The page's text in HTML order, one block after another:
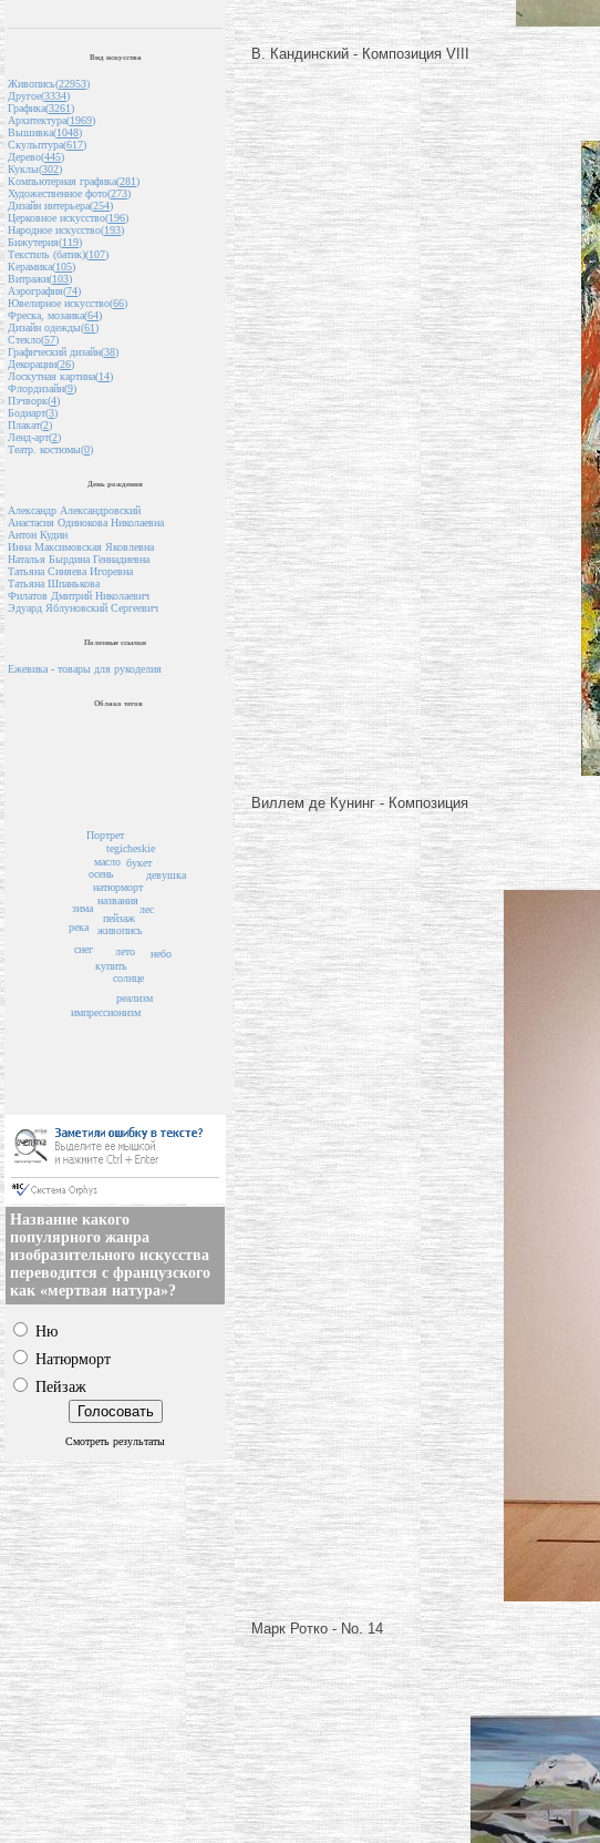
Вид искусства
Живопись(22953)
Другое(3334)
Графика(3261)
Архитектура(1969)
Вышивка(1048)
Скульптура(617)
Дерево(445)
Куклы(302)
Компьютерная графика(281)
Художественное фото(273)
Дизайн интерьера(254)
Церковное искусство(196)
Народное искусство(193)
Бижутерия(119)
Текстиль (батик)(107)
Керамика(105)
Витражи(103)
Аэрография(74)
Ювелирное искусство(66)
Фреска, мозаика(64)
Дизайн одежды(61)
Стекло(57)
Графический дизайн(38)
Декорации(26)
Лоскутная картина(14)
Флордизайн(9)
Пэчворк(4)
Бодиарт(3)
Плакат(2)
Ленд-арт(2)
Театр. костюмы(0)
День рождения
Александр Александровский
Анастасия Одинокова Николаевна
Антон Кудин
Инна Максимовская Яковлевна
Наталья Бырдина Геннадиевна
Татьяна Синяева Игоревна
Татьяна Шпанькова
Филатов Дмитрий Николаевич
Эдуард Яблуновский Сергеевич
Полезные ссылки
Ежевика - товары для рукоделия
Облако тегов
пейзаж
названия
живопись
лето
натюрморт
купить
солнце
лес
зима
осень
букет
масло
река
снег
tegicheskie
реализм
небо
импрессионизм
Портрет
девушка
Название какого
популярного жанра
изобразительного искусства
переводится с французского
как «мертвая натура»?
Ню
Натюрморт
Пейзаж
Смотреть результаты
В. Кандинский - Композиция VIII
Виллем де Кунинг - Композиция
Марк Ротко - No. 14